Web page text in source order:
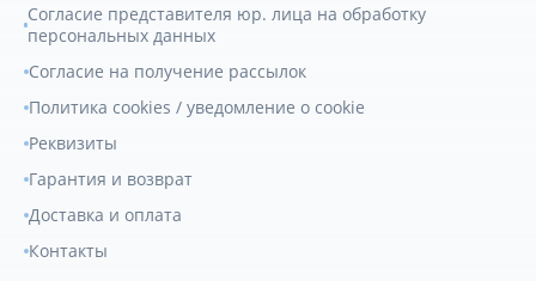
Согласие представителя юр. лица на обработку
персональных данных
Согласие на получение рассылок
Политика cookies / уведомление о cookie
Реквизиты
Гарантия и возврат
Доставка и оплата
Контакты